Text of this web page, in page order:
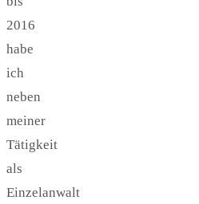
2016
habe
ich
neben
meiner
Tätigkeit
als
Einzelanwalt